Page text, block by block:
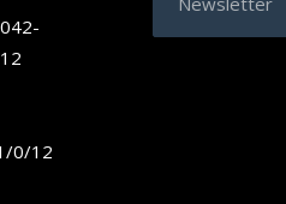
0/12